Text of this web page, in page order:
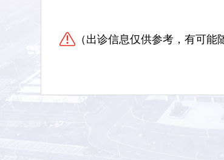
（出诊信息仅供参考，有可能